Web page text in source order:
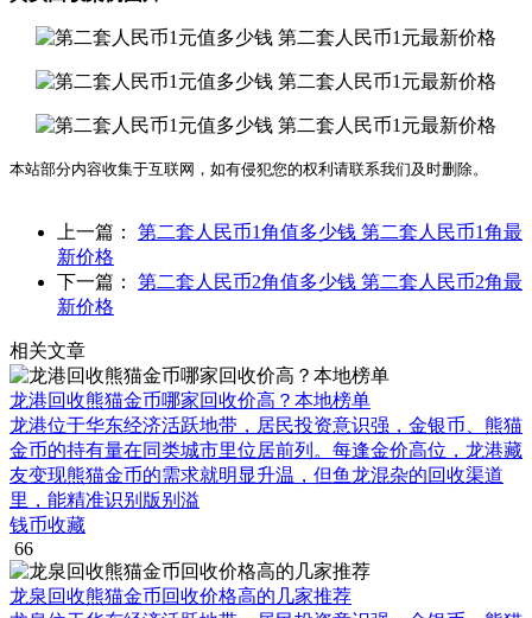
本站部分内容收集于互联网，如有侵犯您的权利请联系我们及时删除。
上一篇： 第二套人民币1角值多少钱 第二套人民币1角最
新价格
下一篇： 第二套人民币2角值多少钱 第二套人民币2角最
新价格
相关文章
龙港回收熊猫金币哪家回收价高？本地榜单
龙港位于华东经济活跃地带，居民投资意识强，金银币、熊猫
金币的持有量在同类城市里位居前列。每逢金价高位，龙港藏
友变现熊猫金币的需求就明显升温，但鱼龙混杂的回收渠道
里，能精准识别版别溢
钱币收藏
66
龙泉回收熊猫金币回收价格高的几家推荐